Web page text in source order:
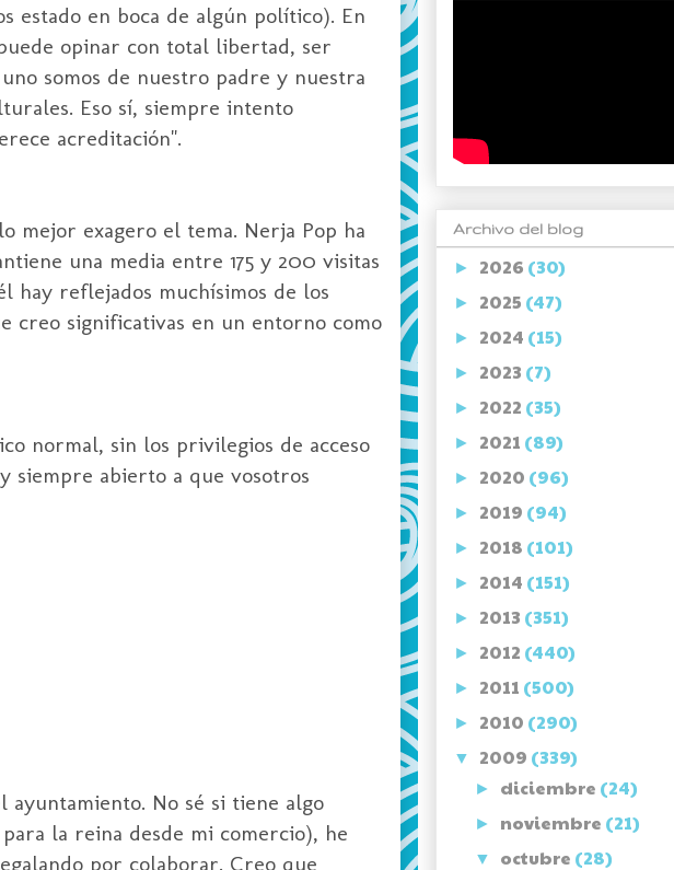
estado en boca de algún político). En
opinar con total libertad, ser
somos de nuestro padre y nuestra
Eso sí, siempre intento
acreditación".
mejor exagero el tema. Nerja Pop ha
una media entre 175 y 200 visitas
hay reflejados muchísimos de los
creo significativas en un entorno como
normal, sin los privilegios de acceso
siempre abierto a que vosotros
ayuntamiento. No sé si tiene algo
la reina desde mi comercio), he
por colaborar. Creo que
Archivo del blog
► 2026 (30)
► 2025 (47)
► 2024 (15)
► 2023 (7)
► 2022 (35)
► 2021 (89)
► 2020 (96)
► 2019 (94)
► 2018 (101)
► 2014 (151)
► 2013 (351)
► 2012 (440)
► 2011 (500)
► 2010 (290)
▼ 2009 (339)
► diciembre (24)
► noviembre (21)
▼ octubre (28)